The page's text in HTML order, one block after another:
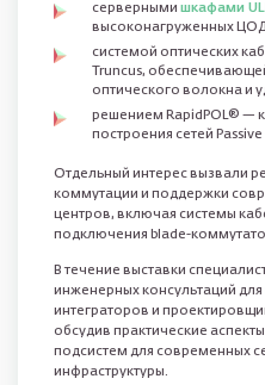
серверными шкафами
высоконагруженных
системой оптических
Truncus,
оптического волокна и
решением RapidPOL® —
построения сетей Passive
Отдельный интерес вызвали
коммутации и поддержки
центров, включая системы
подключения blade-
В течение выставки
инженерных консультаций
интеграторов и
обсудив практические
подсистем для современных
инфраструктуры.